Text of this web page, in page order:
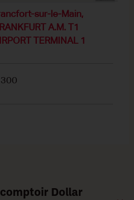
sur-le-Main,
A.M. T1
TERMINAL 1
Dollar